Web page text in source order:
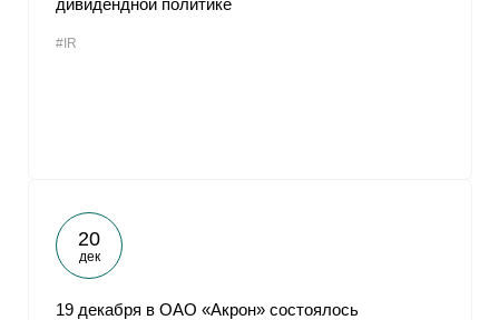
дивидендной политике
#IR
20
дек
19 декабря в ОАО «Акрон» состоялось